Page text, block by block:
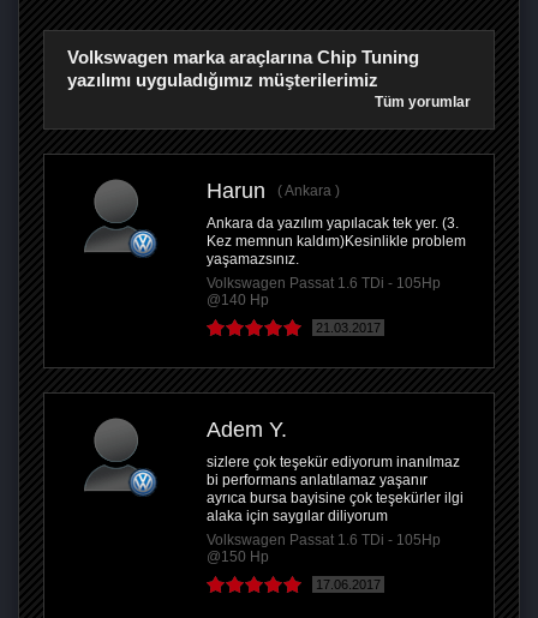
Volkswagen marka araçlarına Chip Tuning
yazılımı uyguladığımız müşterilerimiz
Tüm yorumlar
Harun
Ankara
Ankara da yazılım yapılacak tek yer. (3.
Kez memnun kaldım)Kesinlikle problem
yaşamazsınız.
Volkswagen Passat 1.6 TDi - 105Hp
@140 Hp
21.03.2017
Adem Y.
sizlere çok teşekür ediyorum inanılmaz
bi performans anlatılamaz yaşanır
ayrıca bursa bayisine çok teşekürler ilgi
alaka için saygılar diliyorum
Volkswagen Passat 1.6 TDi - 105Hp
@150 Hp
17.06.2017